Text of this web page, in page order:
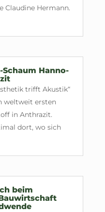
Claudine Hermann.
Hanno-
trifft Akustik“
weltweit ersten
in Anthrazit.
dort, wo sich
beim